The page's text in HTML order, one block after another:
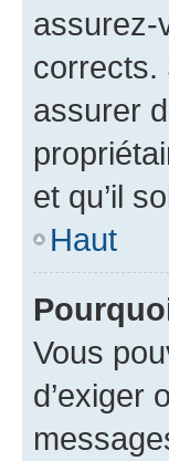
assurez-
corrects.
assurer
et qu’il
Haut
Vous
d’exiger